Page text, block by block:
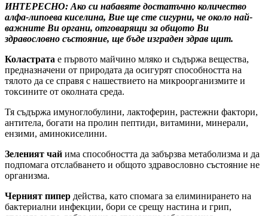
ИНТЕРЕСНО: Ако си набавяте достатъчно количество
алфа-липоева киселина, Вие ще сте сигурни, че около най-
важните Ви органи, отговарящи за общото Ви
здравословно състояние, ще бъде изграден здрав щит.
Коластрата е първото майчино мляко и съдържа вещества,
предназначени от природата да осигурят способността на
тялото да се справя с нашествието на микроорганизмите и
токсините от околната среда.
Тя съдържа имуноглобулини, лактоферин, растежни фактори,
антитела, богати на пролин пептиди, витамини, минерали,
ензими, аминокиселини.
Зеленият чай има способността да забързва метаболизма и да
подпомага отслабването и общото здравословно състояние не
организма.
Черният пипер действа, като спомага за елиминирането на
бактериални инфекции, бори се срещу настина и грип,